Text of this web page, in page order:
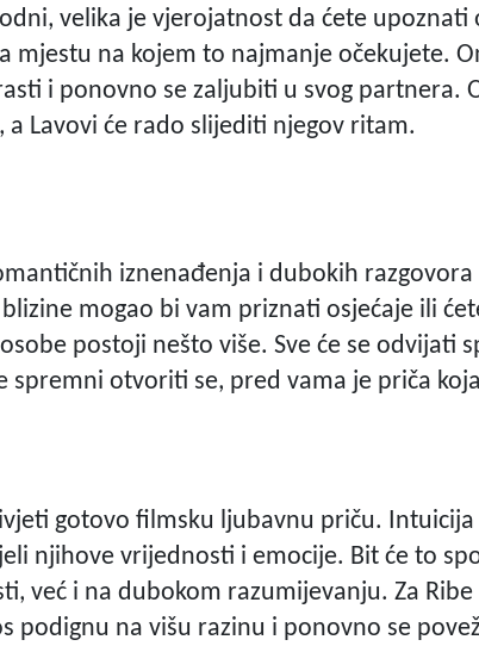
velika je vjerojatnost da ćete upoznati
mjestu na kojem to najmanje očekujete.
i ponovno se zaljubiti u svog partnera.
a Lavovi će rado slijediti njegov ritam.
iznenađenja i dubokih
mogao bi vam priznati osjećaje ili
postoji nešto više. Sve će se odvijati
spremni otvoriti se, pred vama je priča
gotovo filmsku ljubavnu priču.
njihove vrijednosti i emocije. Bit će to
već i na dubokom razumijevanju. Za Ribe
podignu na višu razinu i ponovno se